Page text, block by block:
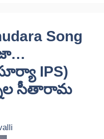
Song
IPS)
సీతారామ